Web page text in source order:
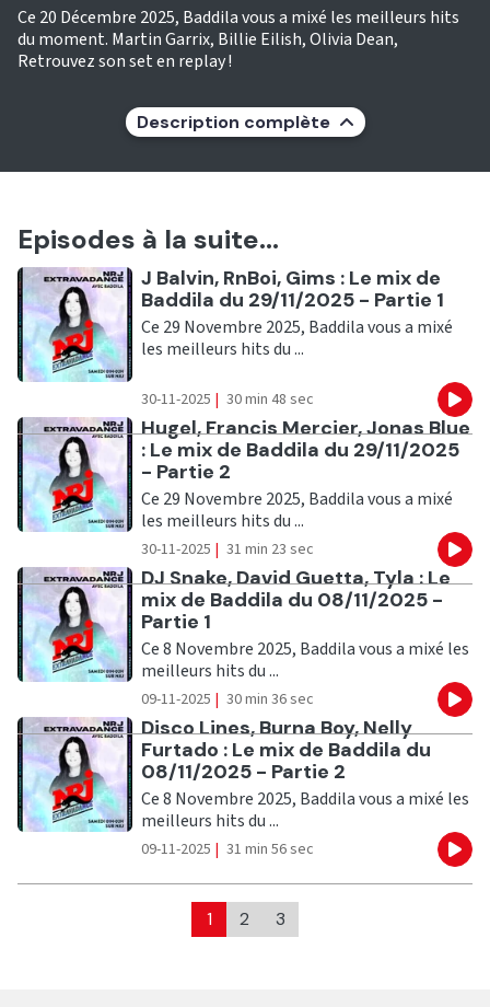
Ce 20 Décembre 2025, Baddila vous a mixé les meilleurs hits
du moment. Martin Garrix, Billie Eilish, Olivia Dean,
Retrouvez son set en replay !
Description complète
Episodes à la suite...
Ecouter
J Balvin, RnBoi, Gims : Le mix de
Baddila du 29/11/2025 - Partie 1
Ce 29 Novembre 2025, Baddila vous a mixé
les meilleurs hits du ...
30-11-2025 | 30 min 48 sec
Ecouter
Hugel, Francis Mercier, Jonas Blue
: Le mix de Baddila du 29/11/2025
- Partie 2
Ce 29 Novembre 2025, Baddila vous a mixé
les meilleurs hits du ...
30-11-2025 | 31 min 23 sec
Ecouter
DJ Snake, David Guetta, Tyla : Le
mix de Baddila du 08/11/2025 -
Partie 1
Ce 8 Novembre 2025, Baddila vous a mixé les
meilleurs hits du ...
09-11-2025 | 30 min 36 sec
Ecouter
Disco Lines, Burna Boy, Nelly
Furtado : Le mix de Baddila du
08/11/2025 - Partie 2
Ce 8 Novembre 2025, Baddila vous a mixé les
meilleurs hits du ...
09-11-2025 | 31 min 56 sec
1 2 3